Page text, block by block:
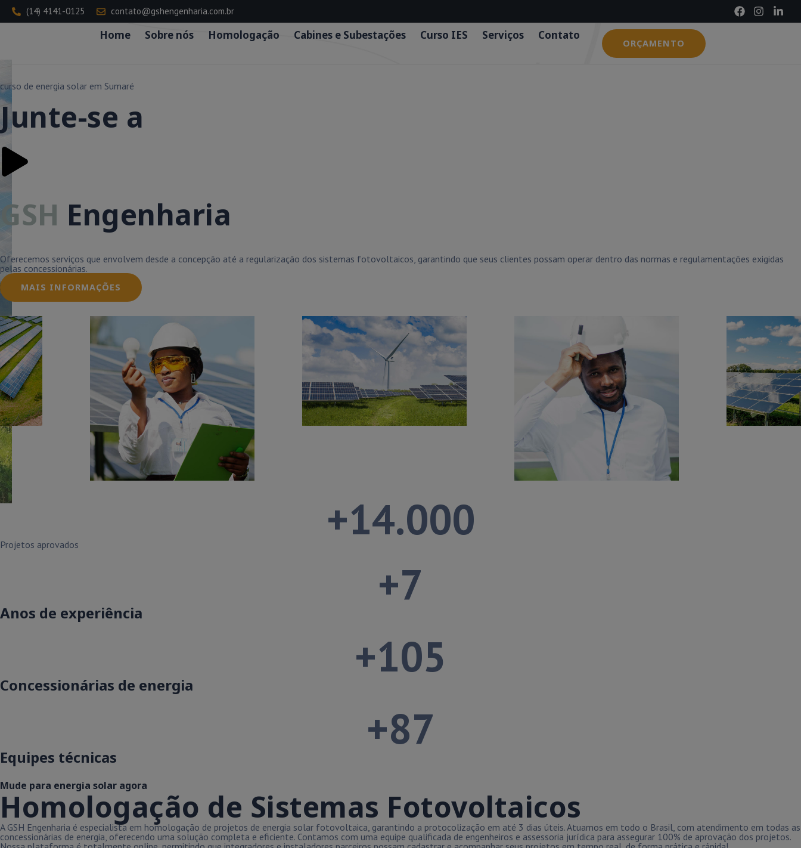
(14) 4141-0125 contato@gshengenharia.com.br
Home Sobre nós Homologação Cabines e Subestações Curso IES Serviços Contato
ORÇAMENTO
curso de energia solar em Sumaré
Junte-se a
GSH Engenharia
Oferecemos serviços que envolvem desde a concepção até a regularização dos sistemas fotovoltaicos, garantindo que seus clientes possam operar dentro das normas e regulamentações exigidas
pelas concessionárias.
MAIS INFORMAÇÕES
+14.000
Projetos aprovados
+7
Anos de experiência
+105
Concessionárias de energia
+87
Equipes técnicas
Mude para energia solar agora
Homologação de Sistemas Fotovoltaicos
A GSH Engenharia é especialista em homologação de projetos de energia solar fotovoltaica, garantindo a protocolização em até 3 dias úteis. Atuamos em todo o Brasil, com atendimento em todas as
concessionárias de energia, oferecendo uma solução completa e eficiente. Contamos com uma equipe qualificada de engenheiros e assessoria jurídica para assegurar 100% de aprovação dos projetos.